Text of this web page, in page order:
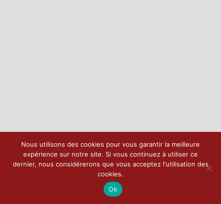
Nous utilisons des cookies pour vous garantir la meilleure
expérience sur notre site. Si vous continuez à utiliser ce
dernier, nous considérerons que vous acceptez l'utilisation des
cookies.
Ok